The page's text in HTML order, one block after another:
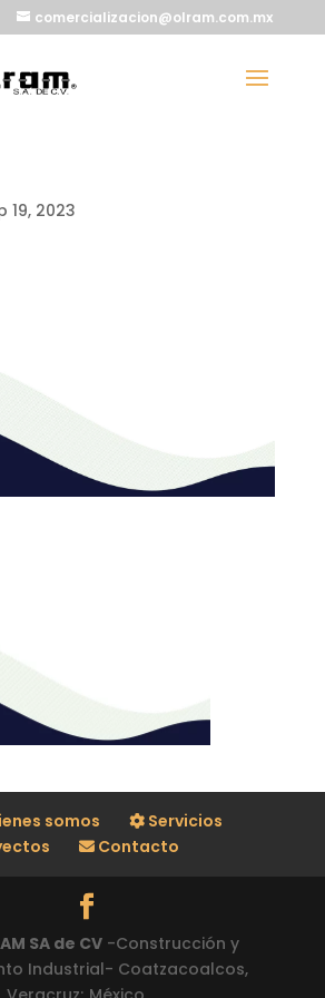
comercializacion@olram.com.mx
19, 2023
somos
Servicios
Contacto
SA de CV -Construcción y
Industrial- Coatzacoalcos,